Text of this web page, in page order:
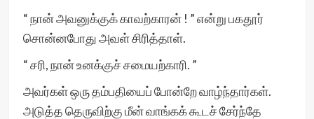
“ நான் அவனுக்குக் காவற்காரன் ! ” என்று பகதூர்
சொன்னபோது அவள் சிரித்தாள்.
“ சரி, நான் உனக்குச் சமையற்காரி. ”
அவர்கள் ஒரு தம்பதியைப் போன்றே வாழ்ந்தார்கள்.
அடுத்த தெருவிற்கு மீன் வாங்கக் கூடச் சேர்ந்தே